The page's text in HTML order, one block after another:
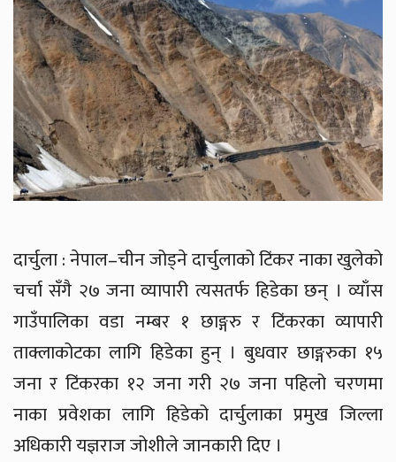
दार्चुला : नेपाल–चीन जोड्ने दार्चुलाको टिंकर नाका खुलेको
चर्चा सँगै २७ जना व्यापारी त्यसतर्फ हिडेका छन् । व्याँस
गाउँपालिका वडा नम्बर १ छाङ्गरु र टिंकरका व्यापारी
ताक्लाकोटका लागि हिडेका हुन् । बुधवार छाङ्गरुका १५
जना र टिंकरका १२ जना गरी २७ जना पहिलो चरणमा
नाका प्रवेशका लागि हिडेको दार्चुलाका प्रमुख जिल्ला
अधिकारी यज्ञराज जोशीले जानकारी दिए ।